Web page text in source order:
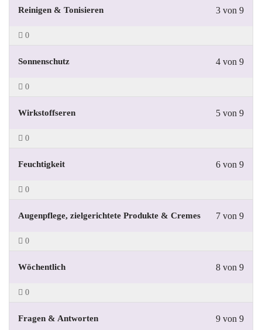
3 von 9
Reinigen & Tonisieren
0
4 von 9
Sonnenschutz
0
5 von 9
Wirkstoffseren
0
6 von 9
Feuchtigkeit
0
7 von 9
Augenpflege, zielgerichtete Produkte & Cremes
0
8 von 9
Wöchentlich
0
9 von 9
Fragen & Antworten